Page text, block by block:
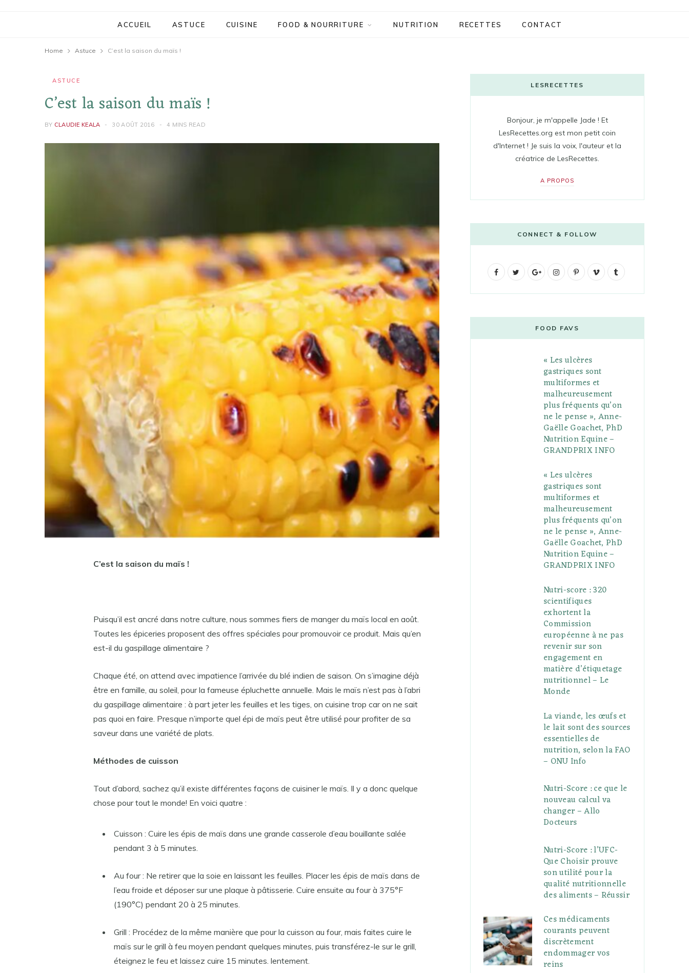
ACCUEIL ASTUCE CUISINE FOOD & NOURRITURE NUTRITION RECETTES CONTACT
Home Astuce C’est la saison du maïs !
ASTUCE
C’est la saison du maïs !
BY CLAUDIE KEALA 30 AOÛT 2016 4 MINS READ
C’est la saison du maïs !
Puisqu’il est ancré dans notre culture, nous sommes fiers de manger du maïs local en août.
Toutes les épiceries proposent des offres spéciales pour promouvoir ce produit. Mais qu’en
est-il du gaspillage alimentaire ?
Chaque été, on attend avec impatience l’arrivée du blé indien de saison. On s’imagine déjà
être en famille, au soleil, pour la fameuse épluchette annuelle. Mais le maïs n’est pas à l’abri
du gaspillage alimentaire : à part jeter les feuilles et les tiges, on cuisine trop car on ne sait
pas quoi en faire. Presque n’importe quel épi de maïs peut être utilisé pour profiter de sa
saveur dans une variété de plats.
Méthodes de cuisson
Tout d’abord, sachez qu’il existe différentes façons de cuisiner le maïs. Il y a donc quelque
chose pour tout le monde! En voici quatre :
Cuisson : Cuire les épis de maïs dans une grande casserole d’eau bouillante salée
pendant 3 à 5 minutes.
Au four : Ne retirer que la soie en laissant les feuilles. Placer les épis de maïs dans de
l’eau froide et déposer sur une plaque à pâtisserie. Cuire ensuite au four à 375°F
(190°C) pendant 20 à 25 minutes.
Grill : Procédez de la même manière que pour la cuisson au four, mais faites cuire le
maïs sur le grill à feu moyen pendant quelques minutes, puis transférez-le sur le grill,
éteignez le feu et laissez cuire 15 minutes. lentement.
LESRECETTES
Bonjour, je m'appelle Jade ! Et
LesRecettes.org est mon petit coin
d'Internet ! Je suis la voix, l'auteur et la
créatrice de LesRecettes.
A PROPOS
CONNECT & FOLLOW
F
b
t
G
g
l
e
P
u
s
I
t
a
g
r
a
P
e
r
e
s
V
o
l
FOOD FAVS
« Les ulcères
gastriques sont
multiformes et
malheureusement
plus fréquents qu’on
ne le pense », Anne-
Gaëlle Goachet, PhD
Nutrition Equine –
GRANDPRIX INFO
« Les ulcères
gastriques sont
multiformes et
malheureusement
plus fréquents qu’on
ne le pense », Anne-
Gaëlle Goachet, PhD
Nutrition Equine –
GRANDPRIX INFO
Nutri-score : 320
scientifiques
exhortent la
Commission
européenne à ne pas
revenir sur son
engagement en
matière d’étiquetage
nutritionnel – Le
Monde
La viande, les œufs et
le lait sont des sources
essentielles de
nutrition, selon la FAO
– ONU Info
Nutri-Score : ce que le
nouveau calcul va
changer – Allo
Docteurs
Nutri-Score : l’UFC-
Que Choisir prouve
son utilité pour la
qualité nutritionnelle
des aliments – Réussir
Ces médicaments
courants peuvent
discrètement
endommager vos
reins